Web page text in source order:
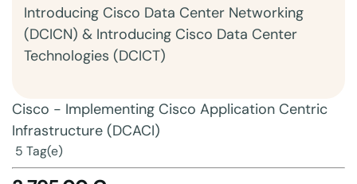
Introducing Cisco Data Center Networking
(DCICN) & Introducing Cisco Data Center
Technologies (DCICT)
Cisco - Implementing Cisco Application Centric
Infrastructure (DCACI)
5 Tag(e)